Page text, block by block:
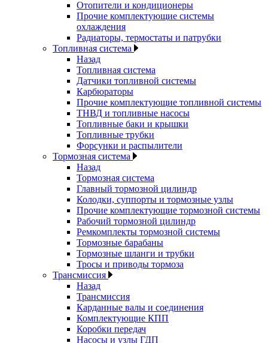
Отопители и кондиционеры
Прочие комплектующие системы
охлаждения
Радиаторы, термостаты и патрубки
Топливная система
Назад
Топливная система
Датчики топливной системы
Карбюраторы
Прочие комплектующие топливной системы
ТНВД и топливные насосы
Топливные баки и крышки
Топливные трубки
Форсунки и распылители
Тормозная система
Назад
Тормозная система
Главный тормозной цилиндр
Колодки, суппорты и тормозные узлы
Прочие комплектующие тормозной системы
Рабочий тормозной цилиндр
Ремкомплекты тормозной системы
Тормозные барабаны
Тормозные шланги и трубки
Тросы и приводы тормоза
Трансмиссия
Назад
Трансмиссия
Карданные валы и соединения
Комплектующие КПП
Коробки передач
Насосы и узлы ГДП